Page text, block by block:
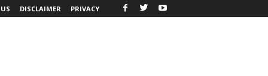
DISCLAIMER PRIVACY